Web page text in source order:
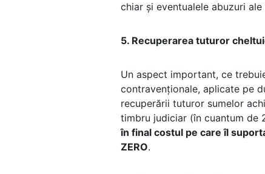
chiar și eventualele abuzuri
5. Recuperarea tuturor
Un aspect important, ce
contravenționale, aplicate pe
recuperării tuturor sumelor
timbru judiciar (în cuantum de
în final costul pe care îl
ZERO.